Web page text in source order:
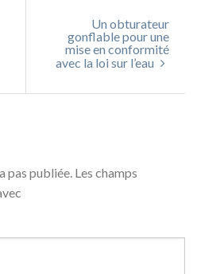
Un obturateur
gonflable pour une
mise en conformité
avec la loi sur l’eau
pas publiée. Les champs